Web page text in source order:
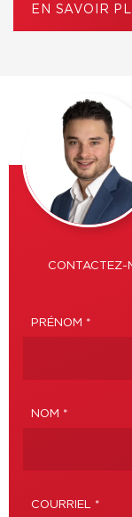
EN SAVOIR
CONTACTEZ-
PRÉNOM *
NOM *
COURRIEL *